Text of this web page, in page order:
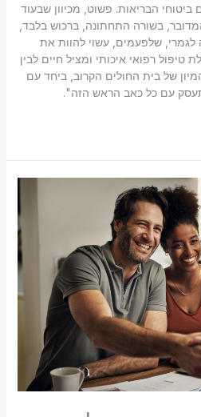
הבריאות. פשוט, מכיוון שבעוד
בשורה התחתונה, ברכוש בלבד,
לגמרי, שלפעמים, עשוי להוות את
טיפול רפואי איכותי ומציל חיים לבין
של בית החולים הקרוב, ביחד עם
עם כל כאב הראש הזה".